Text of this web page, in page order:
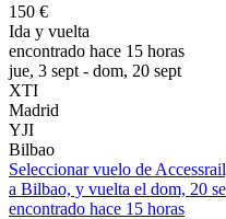
150 €
Ida y vuelta
encontrado hace 15 horas
jue, 3 sept - dom, 20 sept
XTI
Madrid
YJI
Bilbao
Seleccionar vuelo de
a Bilbao, y vuelta el dom, 20
encontrado hace 15 horas